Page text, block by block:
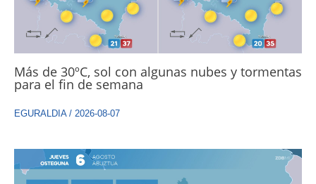
Más de 30ºC, sol con algunas nubes y tormentas
para el fin de semana
EGURALDIA/ 2026-08-07